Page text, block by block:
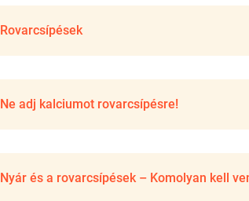
Rovarcsípések
Ne adj kalciumot rovarcsípésre!
Nyár és a rovarcsípések – Komolyan kell